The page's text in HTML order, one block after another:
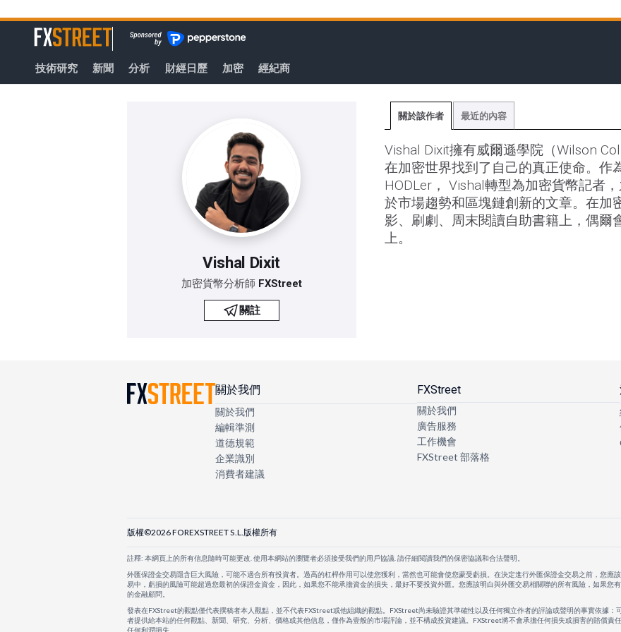
至
容
FXStreet
技術研究 新聞 分析 財經日歷 加密 經紀商
Vishal Dixit
加密貨幣分析師 FXStreet
關註
關於該作者 最近的內容
Vishal Dixit擁有威爾遜學院（Wilson
在加密世界找到了自己的真正使命。作
HODLer， Vishal轉型為加密貨幣記者
於市場趨勢和區塊鏈創新的文章。在加
影、刷劇、周末閱讀自助書籍上，偶
上。
關於我們
關於我們
編輯準測
道德規範
企業識別
消費者建議
FXStreet
關於我們
廣告服務
工作機會
FXStreet 部落格
版權©2026 FOREXSTREET S.L.版權所有
註釋: 本網頁上的所有信息隨時可能更改. 使用本網站的瀏覽者必須接受我們的用戶協議. 請仔細閱讀我們的保密協議和合法聲明。
外匯保證金交易隱含巨大風險，可能不適合所有投資者。過高的杠桿作用可以使您獲利，當然也可能會使您蒙受虧損。在決定進行外匯保證金交易之前，您應
易中，虧損的風險可能超過您最初的保證金資金，因此，如果您不能承擔資金的損失，最好不要投資外匯。您應該明白與外匯交易相關聯的所有風險，如果您
的金融顧問。
發表在FXStreet的觀點僅代表撰稿者本人觀點，並不代表FXStreet或他組織的觀點。FXStreet尚未驗證其準確性以及任何獨立作者的評論或聲明的事實依據
者提供給本站的任何觀點、新聞、研究、分析、價格或其他信息，僅作為壹般的市場評論，並不構成投資建議。FXStreet將不會承擔任何損失或損害的賠償責
任何利潤損失。